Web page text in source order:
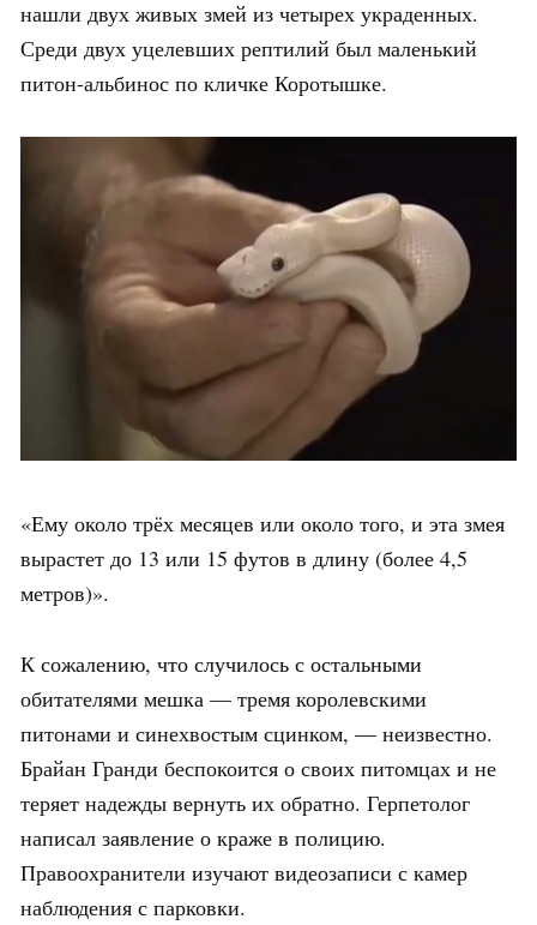
нашли двух живых змей из четырех украденных.
Среди двух уцелевших рептилий был маленький
питон-альбинос по кличке Коротышке.
«Ему около трёх месяцев или около того, и эта змея
вырастет до 13 или 15 футов в длину (более 4,5
метров)».
К сожалению, что случилось с остальными
обитателями мешка — тремя королевскими
питонами и синехвостым сцинком, — неизвестно.
Брайан Гранди беспокоится о своих питомцах и не
теряет надежды вернуть их обратно. Герпетолог
написал заявление о краже в полицию.
Правоохранители изучают видеозаписи с камер
наблюдения с парковки.